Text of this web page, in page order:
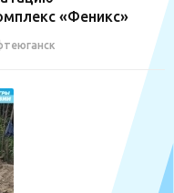
«Феникс»